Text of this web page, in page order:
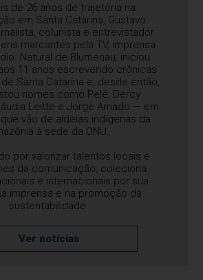
de 26 anos de trajetória na
em Santa Catarina, Gustavo
colunista e entrevistador
marcantes pela TV, imprensa
Natural de Blumenau, iniciou
11 anos escrevendo crônicas
Santa Catarina e, desde então,
nomes como Pelé, Dercy
Leitte e Jorge Amado — em
vão de aldeias indígenas da
à sede da ONU.
por valorizar talentos locais e
da comunicação, coleciona
e internacionais por sua
imprensa e na promoção da
sustentabilidade.
Ver notícias